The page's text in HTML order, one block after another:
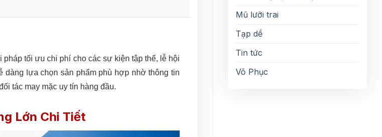
tối ưu chi phí cho các sự kiện tập thể, lễ hội
dàng lựa chọn sản phẩm phù hợp nhờ thông tin
tác may mặc uy tín hàng đầu.
Lớn Chi Tiết
Mũ lưỡi trai
Tạp dề
Tin tức
Võ Phục